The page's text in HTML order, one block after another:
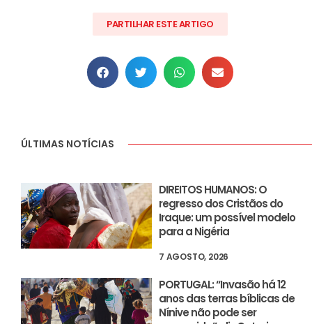
PARTILHAR ESTE ARTIGO
ÚLTIMAS NOTÍCIAS
DIREITOS HUMANOS: O
regresso dos Cristãos do
Iraque: um possível modelo
para a Nigéria
7 AGOSTO, 2026
PORTUGAL: “Invasão há 12
anos das terras bíblicas de
Nínive não pode ser